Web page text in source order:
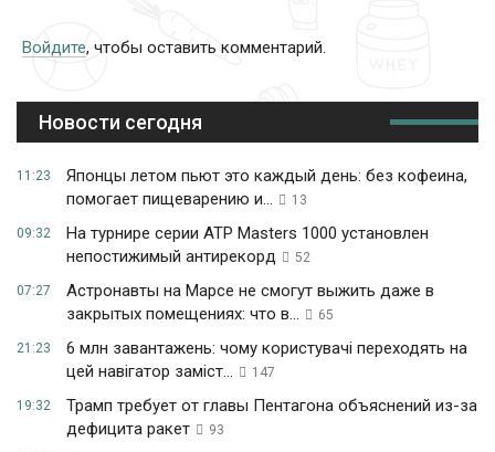
Войдите, чтобы оставить комментарий.
Новости сегодня
11:23
Японцы летом пьют это каждый день: без кофеина,
помогает пищеварению и...
13
09:32
На турнире серии ATP Masters 1000 установлен
непостижимый антирекорд
52
07:27
Астронавты на Марсе не смогут выжить даже в
закрытых помещениях: что в...
65
21:23
6 млн завантажень: чому користувачі переходять на
цей навігатор заміст...
147
19:32
Трамп требует от главы Пентагона объяснений из-за
дефицита ракет
93